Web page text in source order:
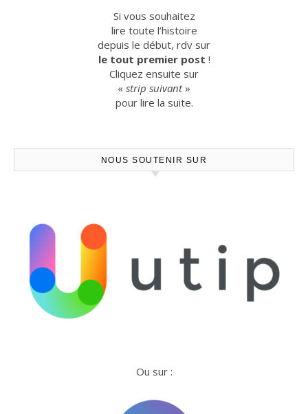
Si vous souhaitez
lire toute l’histoire
depuis le début, rdv sur
le tout premier post !
Cliquez ensuite sur
« strip suivant»
pour lire la suite.
NOUS SOUTENIR SUR
Ou sur :